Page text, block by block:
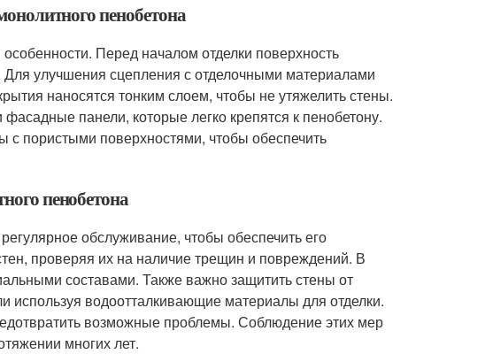
пенобетона
Перед началом отделки поверхность
улучшения сцепления с отделочными материалами
наносятся тонким слоем, чтобы не утяжелить стены.
панели, которые легко крепятся к пенобетону.
пористыми поверхностями, чтобы обеспечить
пенобетона
обслуживание, чтобы обеспечить его
проверяя их на наличие трещин и повреждений. В
составами. Также важно защитить стены от
используя водоотталкивающие материалы для отделки.
возможные проблемы. Соблюдение этих мер
многих лет.